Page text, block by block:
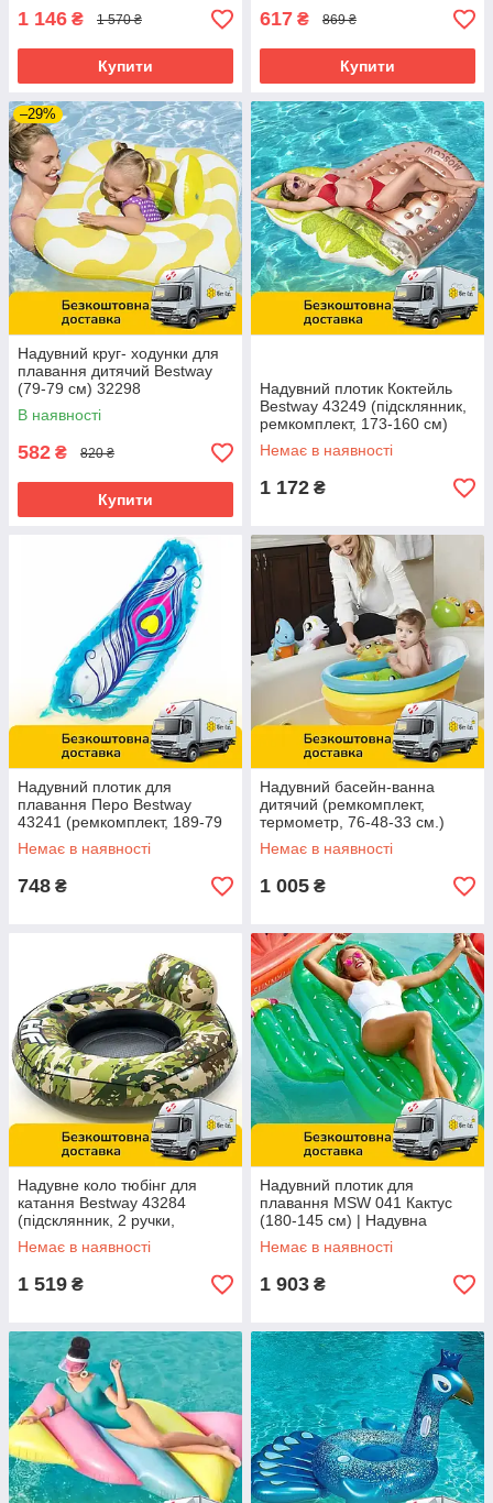
1 146 ₴ 1 570 ₴
Купити
617 ₴ 869 ₴
Купити
–29%
Надувний круг- ходунки для
плавання дитячий Bestway
(79-79 см) 32298
В наявності
582 ₴ 820 ₴
Купити
Надувний плотик Коктейль
Bestway 43249 (підсклянник,
ремкомплект, 173-160 см)
Немає в наявності
1 172 ₴
Надувний плотик для
плавання Перо Bestway
43241 (ремкомплект, 189-79
см) | Надувна платформа
Немає в наявності
748 ₴
Надувний басейн-ванна
дитячий (ремкомплект,
термометр, 76-48-33 см.)
Bestway 51134
Немає в наявності
1 005 ₴
Надувне коло тюбінг для
катання Bestway 43284
(підсклянник, 2 ручки,
ремкомплект, 135 см.)
Немає в наявності
1 519 ₴
Надувний плотик для
плавання MSW 041 Кактус
(180-145 см) | Надувна
платформа
Немає в наявності
1 903 ₴